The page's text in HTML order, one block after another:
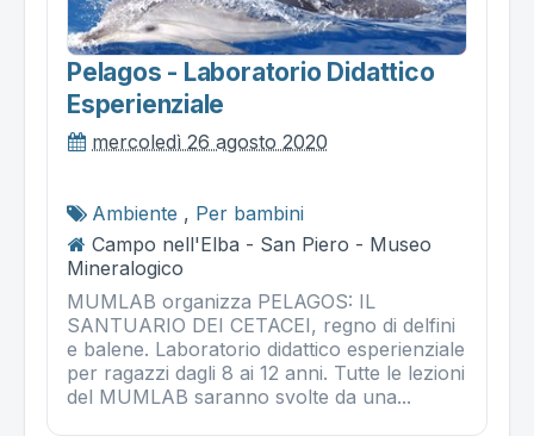
Pelagos - Laboratorio Didattico
Esperienziale
mercoledì 26 agosto 2020
Ambiente , Per bambini
Campo nell'Elba - San Piero - Museo
Mineralogico
MUMLAB organizza PELAGOS: IL
SANTUARIO DEI CETACEI, regno di delfini
e balene. Laboratorio didattico esperienziale
per ragazzi dagli 8 ai 12 anni. Tutte le lezioni
del MUMLAB saranno svolte da una...